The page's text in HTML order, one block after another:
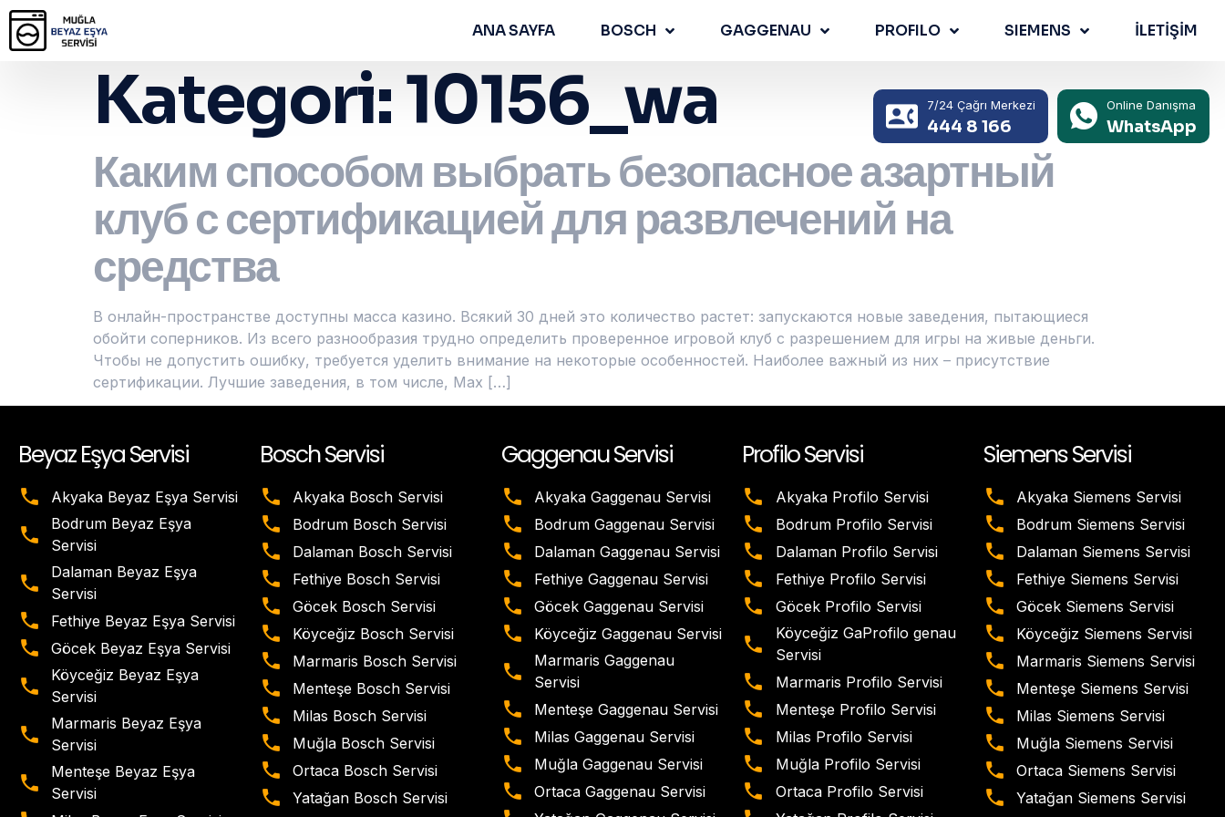
ANA SAYFA BOSCH GAGGENAU PROFILO SIEMENS İLETİŞİM
7/24 Çağrı Merkezi
444 8 166
Online Danışma
WhatsApp
Kategori:10156_wa
Каким способом выбрать безопасное азартный
клуб с сертификацией для развлечений на
средства
В онлайн-пространстве доступны масса казино. Всякий 30 дней это количество растет: запускаются новые заведения, пытающиеся
обойти соперников. Из всего разнообразия трудно определить проверенное игровой клуб с разрешением для игры на живые деньги.
Чтобы не допустить ошибку, требуется уделить внимание на некоторые особенностей. Наиболее важный из них – присутствие
сертификации. Лучшие заведения, в том числе, Max […]
Beyaz Eşya Servisi
Akyaka Beyaz Eşya Servisi
Bodrum Beyaz Eşya
Servisi
Dalaman Beyaz Eşya
Servisi
Fethiye Beyaz Eşya Servisi
Göcek Beyaz Eşya Servisi
Köyceğiz Beyaz Eşya
Servisi
Marmaris Beyaz Eşya
Servisi
Menteşe Beyaz Eşya
Servisi
Bosch Servisi
Akyaka Bosch Servisi
Bodrum Bosch Servisi
Dalaman Bosch Servisi
Fethiye Bosch Servisi
Göcek Bosch Servisi
Köyceğiz Bosch Servisi
Marmaris Bosch Servisi
Menteşe Bosch Servisi
Milas Bosch Servisi
Muğla Bosch Servisi
Ortaca Bosch Servisi
Yatağan Bosch Servisi
Gaggenau Servisi
Akyaka Gaggenau Servisi
Bodrum Gaggenau Servisi
Dalaman Gaggenau Servisi
Fethiye Gaggenau Servisi
Göcek Gaggenau Servisi
Köyceğiz Gaggenau Servisi
Marmaris Gaggenau
Servisi
Menteşe Gaggenau Servisi
Milas Gaggenau Servisi
Muğla Gaggenau Servisi
Ortaca Gaggenau Servisi
Profilo Servisi
Akyaka Profilo Servisi
Bodrum Profilo Servisi
Dalaman Profilo Servisi
Fethiye Profilo Servisi
Göcek Profilo Servisi
Köyceğiz GaProfilo genau
Servisi
Marmaris Profilo Servisi
Menteşe Profilo Servisi
Milas Profilo Servisi
Muğla Profilo Servisi
Ortaca Profilo Servisi
Siemens Servisi
Akyaka Siemens Servisi
Bodrum Siemens Servisi
Dalaman Siemens Servisi
Fethiye Siemens Servisi
Göcek Siemens Servisi
Köyceğiz Siemens Servisi
Marmaris Siemens Servisi
Menteşe Siemens Servisi
Milas Siemens Servisi
Muğla Siemens Servisi
Ortaca Siemens Servisi
Yatağan Siemens Servisi